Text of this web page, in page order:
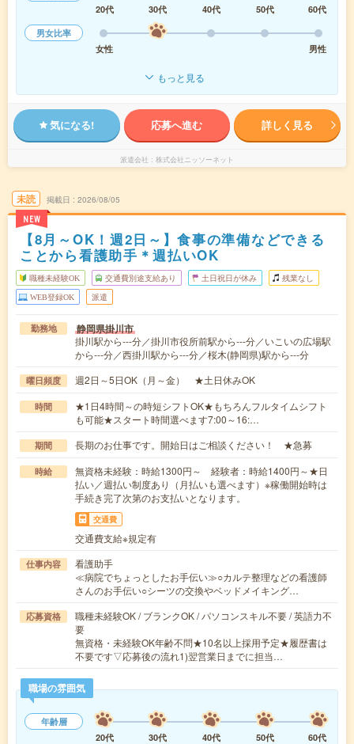
20代
30代 40代 50代
60代
男女比率
女性
男性
もっと見る
気になる! 応募へ進む 詳しく見る
派遣会社 株式会社ニッソーネット
未読
NEW
掲載日 2026/08/05
【8月～OK！週2日～】食事の準備などできる
ことから看護助手＊週払いOK
職種未経験OK 交通費別途支給あり 土日祝日が休み 残業なし
WEB登録OK 派遣
勤務地 静岡県掛川市
掛川駅から---分／掛川市役所前駅から---分／いこいの広場駅
から---分／西掛川駅から---分／桜木(静岡県)駅から---分
曜日頻度 週2日～5日OK（月～金） ★土日休みOK
時間
★1日4時間～の時短シフトOK★もちろんフルタイムシフト
も可能★スタート時間選べます7:00～16:…
期間 長期のお仕事です。開始日はご相談ください！ ★急募
時給
無資格未経験：時給1300円～ 経験者：時給1400円～★日
払い／週払い制度あり（月払いも選べます）※稼働開始時は
手続き完了次第のお支払いとなります。
交通費
交通費支給※規定有
仕事内容
看護助手
≪病院でちょっとしたお手伝い≫○カルテ整理などの看護師
さんのお手伝い○シーツの交換やベッドメイキング…
応募資格
職種未経験OK / ブランクOK / パソコンスキル不要 / 英語力不
要
無資格・未経験OK年齢不問★10名以上採用予定★履歴書は
不要です▽応募後の流れ1)翌営業日までに担当…
職場の雰囲気
年齢層
20代
30代 40代 50代
60代